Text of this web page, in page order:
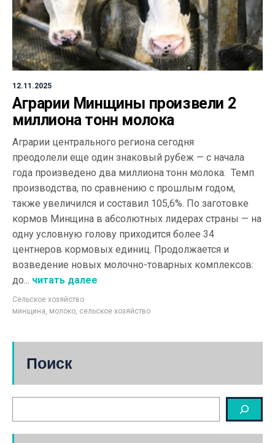
12.11.2025
Аграрии Минщины произвели 2
миллиона тонн молока
Аграрии центрального региона сегодня
преодолели еще один знаковый рубеж — с начала
года произведено два миллиона тонн молока. Темп
производства, по сравнению с прошлым годом,
также увеличился и составил 105,6%. По заготовке
кормов Минщина в абсолютных лидерах страны — на
одну условную голову приходится более 34
центнеров кормовых единиц. Продолжается и
возведение новых молочно-товарных комплексов:
до... читать далее
Сельское хозяйство
минщина, молоко, сельское хозяйство
Поиск